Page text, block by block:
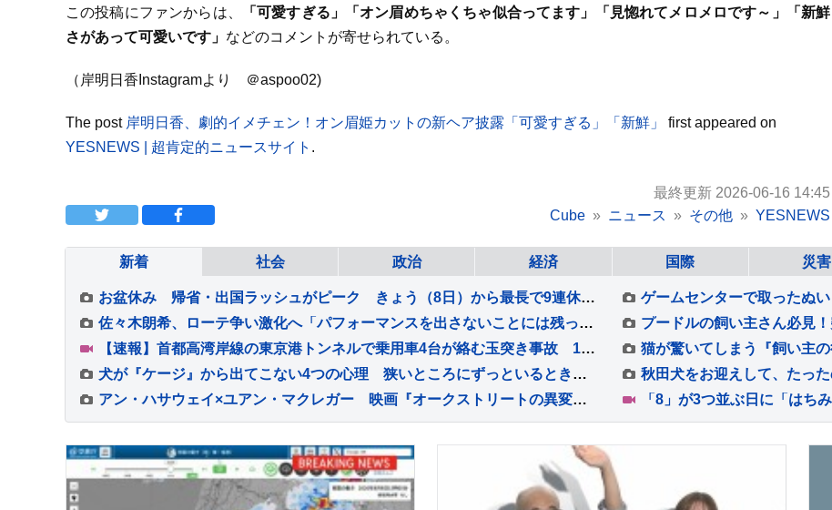
この投稿にファンからは、
「可愛すぎる」「オン眉めちゃくちゃ似合ってます」「見惚れてメロメロです～」「新鮮
さがあって可愛いです」 などのコメントが寄せられている。
（岸明日香Instagramより ＠aspoo02)
The post 岸明日香、劇的イメチェン！オン眉姫カットの新ヘア披露「可愛すぎる」「新鮮」
first appeared on
YESNEWS | 超肯定的ニュースサイト .
最終更新 2026-06-16 14:45
Cube
ニュース その他 YESNEWS
新着 社会 政治 経済 国際 災害
お盆休み 帰省・出国ラッシュがピーク きょう（8日）から最長で9連休 東海道・山陽新幹線「のぞみ」下りは午前中ほぼ満席 羽田空港の国際線は出国ピーク
佐々木朗希、ローテ争い激化へ「パフォーマンスを出さないことには残っていけない」6回2失点勝敗つかずも「ゾーンで勝負できた」
【速報】首都高湾岸線の東京港トンネルで乗用車4台が絡む玉突き事故 1人がけが 東京・品川区
犬が『ケージ』から出てこない4つの心理 狭いところにずっといるときの注意点とは？
アン・ハサウェイ×ユアン・マクレガー 映画『オークストリートの異変』 【IMAX版特別予告映像＆新場面写真7点】解禁！！